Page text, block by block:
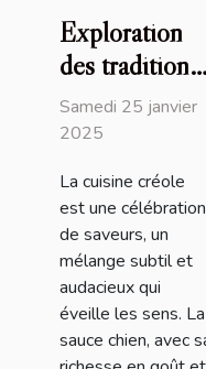
Exploration
des traditions
culinaires
créoles à
sauce chien
Samedi 25 janvier
2025
La cuisine créole
est une célébration
de saveurs, un
mélange subtil et
audacieux qui
éveille les sens. La
sauce chien, avec